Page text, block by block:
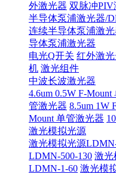
外激光器 双脉冲PIV
半导体泵浦激光器/
连续半导体泵浦激光
导体泵浦激光器
电光Q开关 红外激
机 激光组件
中波长波激光器
4.6um 0.5W F-
管激光器 8.5um 1W
Mount 单管激光器
激光模拟光源
激光模拟光源
LDMN-500-130 激光
LDMN-1-60 激光模